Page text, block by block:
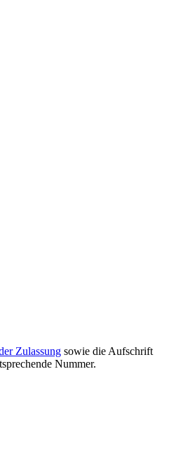
Zulassung sowie die Aufschrift
Nummer.